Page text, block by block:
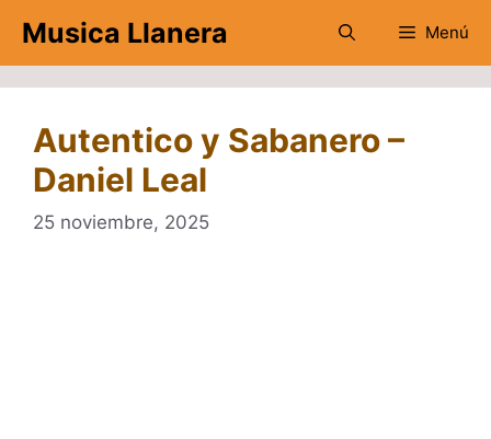
contenido
Musica Llanera Menú
Autentico y Sabanero –
Daniel Leal
25 noviembre, 2025